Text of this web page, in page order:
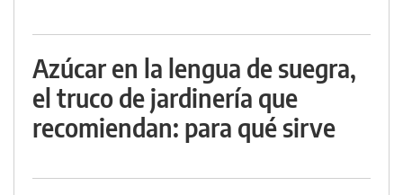
Azúcar en la lengua de suegra,
el truco de jardinería que
recomiendan: para qué sirve